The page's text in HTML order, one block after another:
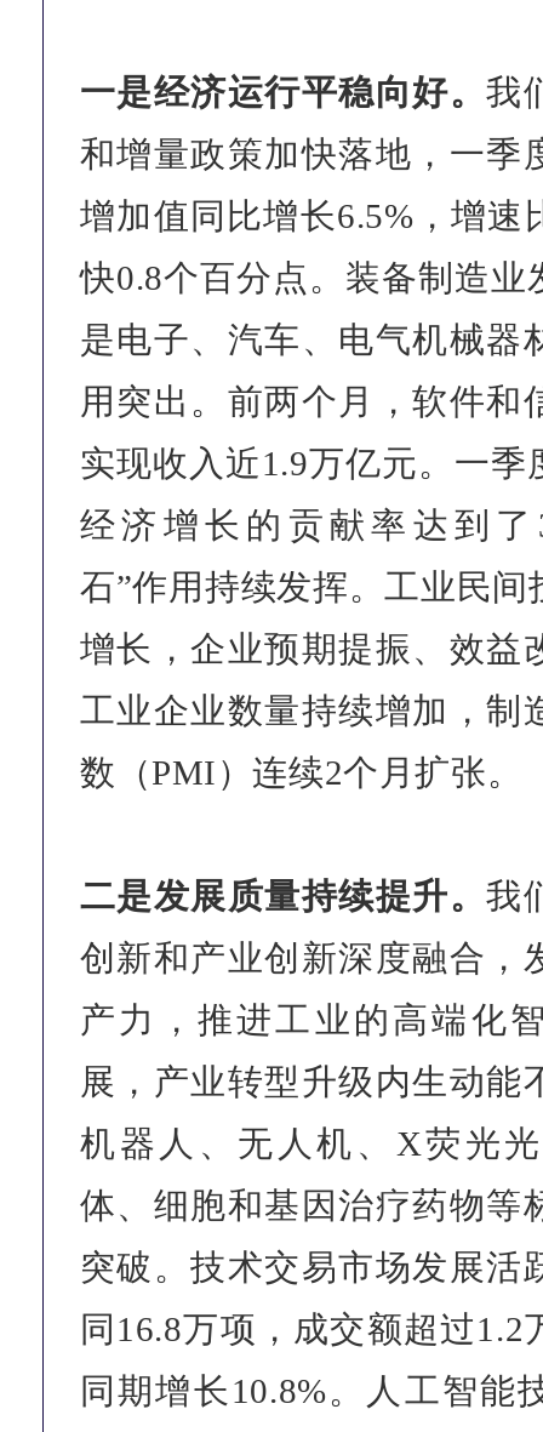
一是经济运行平稳向好。我
和增量政策加快落地，一季
增加值同比增长6.5%，增速
快0.8个百分点。装备制造业
是电子、汽车、电气机械器
用突出。前两个月，软件和
实现收入近1.9万亿元。一季
经济增长的贡献率达到了
石”作用持续发挥。工业民间
增长，企业预期提振、效益
工业企业数量持续增加，制
数（PMI）连续2个月扩张。
二是发展质量持续提升。我
创新和产业创新深度融合，
产力，推进工业的高端化
展，产业转型升级内生动能
机器人、无人机、X荧光
体、细胞和基因治疗药物等
突破。技术交易市场发展活
同16.8万项，成交额超过1.2
同期增长10.8%。人工智能